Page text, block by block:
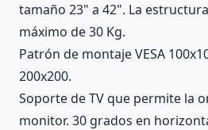
tamaño 23" a 42". La
máximo de 30 Kg.
Patrón de montaje VESA
200x200.
Soporte de TV que permite la
monitor. 30 grados en